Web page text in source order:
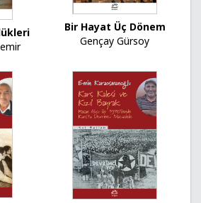
Bir Hayat Üç Dönem
Gençay Gürsoy